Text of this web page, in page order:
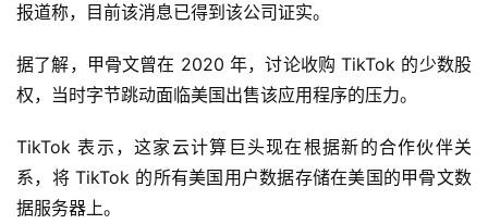
报道称，目前该消息已得到该公司证实。
据了解，甲骨文曾在 2020 年，讨论收购 TikTok 的少数股
权，当时字节跳动面临美国出售该应用程序的压力。
TikTok 表示，这家云计算巨头现在根据新的合作伙伴关
系，将 TikTok 的所有美国用户数据存储在美国的甲骨文数
据服务器上。